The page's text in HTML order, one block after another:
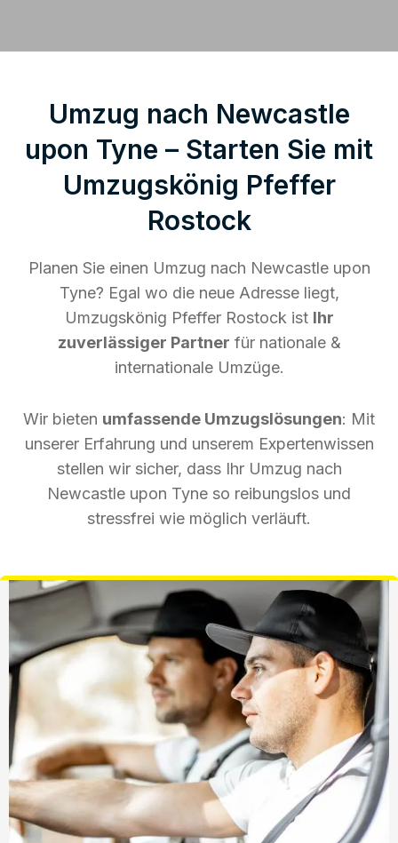
Umzug nach Newcastle
upon Tyne – Starten Sie mit
Umzugskönig Pfeffer
Rostock
Planen Sie einen Umzug nach Newcastle upon
Tyne? Egal wo die neue Adresse liegt,
Umzugskönig Pfeffer Rostock ist Ihr
zuverlässiger Partner für nationale &
internationale Umzüge.
Wir bieten umfassende Umzugslösungen: Mit
unserer Erfahrung und unserem Expertenwissen
stellen wir sicher, dass Ihr Umzug nach
Newcastle upon Tyne so reibungslos und
stressfrei wie möglich verläuft.